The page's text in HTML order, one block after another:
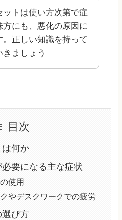
ットは使い方次第で症
方にも、悪化の原因に
。正しい知識を持って
きましょう
目次
は何か
要になる主な症状
使用
やデスクワークでの疲労
選び方